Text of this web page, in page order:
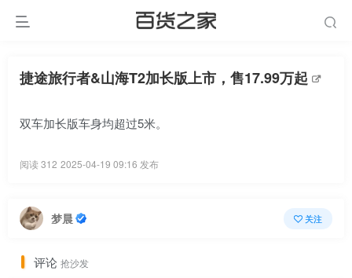
捷途旅行者&山海T2加长版上市，售17.99万起
双车加长版车身均超过5米。
阅读 312 2025-04-19 09:16 发布
梦晨 关注
评论 抢沙发